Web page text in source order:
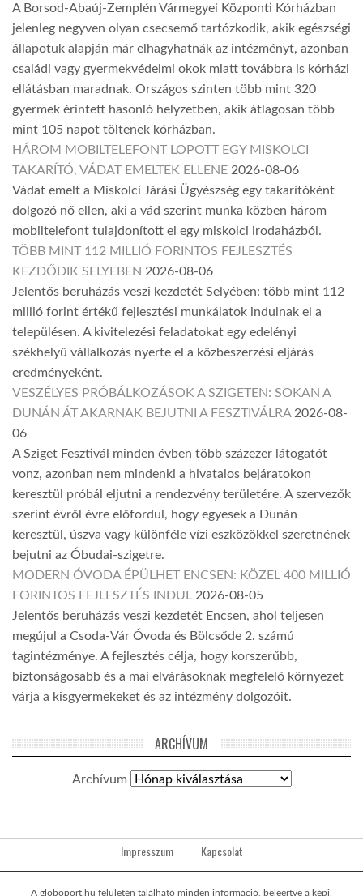
A Borsod-Abaúj-Zemplén Vármegyei Központi Kórházban
jelenleg negyven olyan csecsemő tartózkodik, akik egészségi
állapotuk alapján már elhagyhatnák az intézményt, azonban
családi vagy gyermekvédelmi okok miatt továbbra is kórházi
ellátásban maradnak. Országos szinten több mint 320
gyermek érintett hasonló helyzetben, akik átlagosan több
mint 105 napot töltenek kórházban.
HÁROM MOBILTELEFONT LOPOTT EGY MISKOLCI
TAKARÍTÓ, VÁDAT EMELTEK ELLENE 2026-08-06
Vádat emelt a Miskolci Járási Ügyészség egy takarítóként
dolgozó nő ellen, aki a vád szerint munka közben három
mobiltelefont tulajdonított el egy miskolci irodaházból.
TÖBB MINT 112 MILLIÓ FORINTOS FEJLESZTÉS
KEZDŐDIK SELYEBEN 2026-08-06
Jelentős beruházás veszi kezdetét Selyében: több mint 112
millió forint értékű fejlesztési munkálatok indulnak el a
településen. A kivitelezési feladatokat egy edelényi
székhelyű vállalkozás nyerte el a közbeszerzési eljárás
eredményeként.
VESZÉLYES PRÓBÁLKOZÁSOK A SZIGETEN: SOKAN A
DUNÁN ÁT AKARNAK BEJUTNI A FESZTIVÁLRA 2026-08-
06
A Sziget Fesztivál minden évben több százezer látogatót
vonz, azonban nem mindenki a hivatalos bejáratokon
keresztül próbál eljutni a rendezvény területére. A szervezők
szerint évről évre előfordul, hogy egyesek a Dunán
keresztül, úszva vagy különféle vízi eszközökkel szeretnének
bejutni az Óbudai-szigetre.
MODERN ÓVODA ÉPÜLHET ENCSEN: KÖZEL 400 MILLIÓ
FORINTOS FEJLESZTÉS INDUL 2026-08-05
Jelentős beruházás veszi kezdetét Encsen, ahol teljesen
megújul a Csoda-Vár Óvoda és Bölcsőde 2. számú
tagintézménye. A fejlesztés célja, hogy korszerűbb,
biztonságosabb és a mai elvárásoknak megfelelő környezet
várja a kisgyermekeket és az intézmény dolgozóit.
ARCHÍVUM
Archívum
Impresszum Kapcsolat
A globoport.hu felületén található minden információ, beleértve a képi,